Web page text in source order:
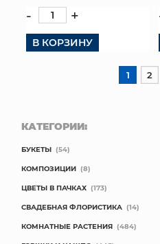
- +
В КОРЗИНУ
1 2
КАТЕГОРИИ:
БУКЕТЫ (54)
КОМПОЗИЦИИ (8)
ЦВЕТЫ В ПАЧКАХ (173)
СВАДЕБНАЯ ФЛОРИСТИКА (14)
КОМНАТНЫЕ РАСТЕНИЯ (484)